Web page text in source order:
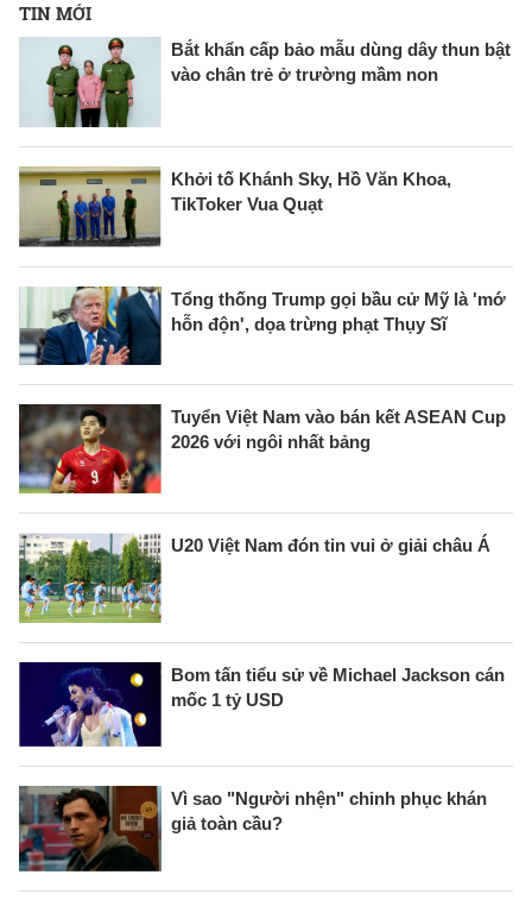
TIN MỚI
Bắt khẩn cấp bảo mẫu dùng dây thun bật
vào chân trẻ ở trường mầm non
Khởi tố Khánh Sky, Hồ Văn Khoa,
TikToker Vua Quạt
Tổng thống Trump gọi bầu cử Mỹ là 'mớ
hỗn độn', dọa trừng phạt Thụy Sĩ
Tuyển Việt Nam vào bán kết ASEAN Cup
2026 với ngôi nhất bảng
U20 Việt Nam đón tin vui ở giải châu Á
Bom tấn tiểu sử về Michael Jackson cán
mốc 1 tỷ USD
Vì sao "Người nhện" chinh phục khán
giả toàn cầu?